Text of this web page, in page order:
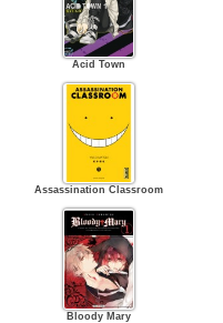
Acid Town
Assassination Classroom
Bloody Mary